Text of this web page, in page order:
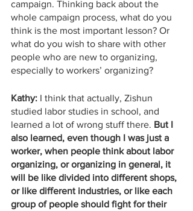
campaign. Thinking back about the
whole campaign process, what do you
think is the most important lesson? Or
what do you wish to share with other
people who are new to organizing,
especially to workers’ organizing?
Kathy: I think that actually, Zishun
studied labor studies in school, and
learned a lot of wrong stuff there. But I
also learned, even though I was just a
worker, when people think about labor
organizing, or organizing in general, it
will be like divided into different shops,
or like different industries, or like each
group of people should fight for their